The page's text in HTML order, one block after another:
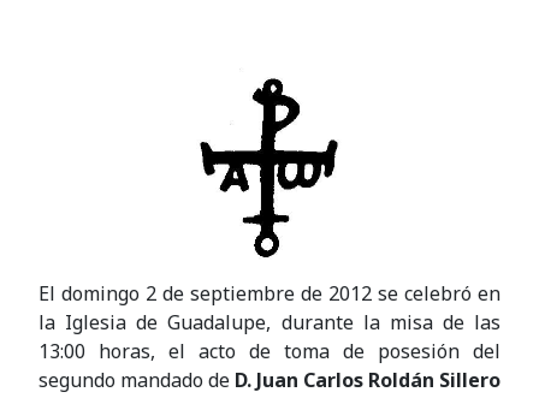
El domingo 2 de septiembre de 2012 se celebró en
la Iglesia de Guadalupe, durante la misa de las
13:00 horas, el acto de toma de posesión del
segundo mandado de D. Juan Carlos Roldán Sillero